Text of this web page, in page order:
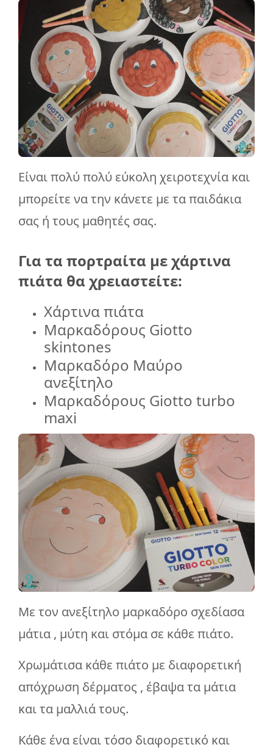
Είναι πολύ πολύ εύκολη χειροτεχνία και
μπορείτε να την κάνετε με τα παιδάκια
σας ή τους μαθητές σας.
Για τα πορτραίτα με χάρτινα
πιάτα θα χρειαστείτε:
Χάρτινα πιάτα
Μαρκαδόρους Giotto
skintones
Μαρκαδόρο Μαύρο
ανεξίτηλο
Μαρκαδόρους Giotto turbo
maxi
Με τον ανεξίτηλο μαρκαδόρο σχεδίασα
μάτια , μύτη και στόμα σε κάθε πιάτο.
Χρωμάτισα κάθε πιάτο με διαφορετική
απόχρωση δέρματος , έβαψα τα μάτια
και τα μαλλιά τους.
Κάθε ένα είναι τόσο διαφορετικό και